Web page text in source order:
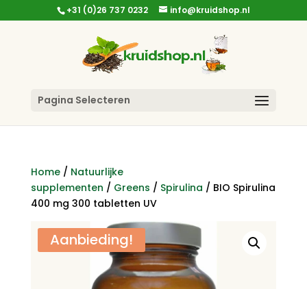
+31 (0)26 737 0232 info@kruidshop.nl
Pagina Selecteren
Home/ Natuurlijke
supplementen / Greens / Spirulina / BIO Spirulina
400 mg 300 tabletten UV
Aanbieding!